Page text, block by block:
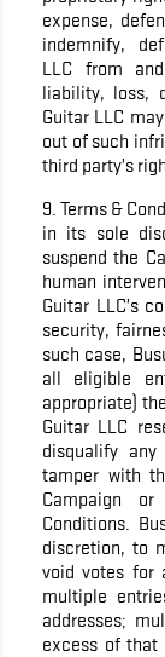
expense,
indemnify,
LLC from
liability, loss,
Guitar LLC
out of such
third party’s
9. Terms &
in its sole
suspend the
human
Guitar LLC’s
security,
such case,
all eligible
appropriate)
Guitar LLC
disqualify
tamper with
Campaign
Conditions.
discretion, to
void votes for
multiple
addresses;
excess of that